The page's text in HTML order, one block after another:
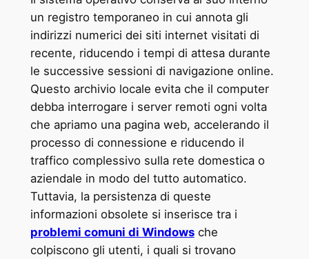
un registro temporaneo in cui annota gli
indirizzi numerici dei siti internet visitati di
recente, riducendo i tempi di attesa durante
le successive sessioni di navigazione online.
Questo archivio locale evita che il computer
debba interrogare i server remoti ogni volta
che apriamo una pagina web, accelerando il
processo di connessione e riducendo il
traffico complessivo sulla rete domestica o
aziendale in modo del tutto automatico.
Tuttavia, la persistenza di queste
informazioni obsolete si inserisce tra i
problemi comuni di Windowsche
colpiscono gli utenti, i quali si trovano